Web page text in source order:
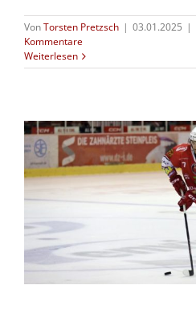
VonTorsten Pretzsch | 03.01.2025 |
Kommentare
Weiterlesen